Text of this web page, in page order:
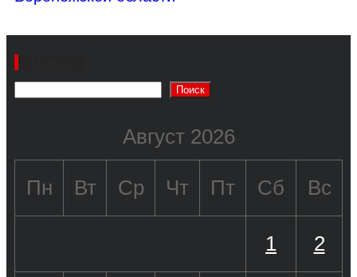
Поиск
Август 2026
Пн Вт Ср Чт Пт Сб Вс
1 2